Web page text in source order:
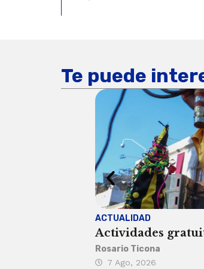
Te puede
ACTUALIDAD
Actividades
Rosario Ticona
7 Ago, 2026